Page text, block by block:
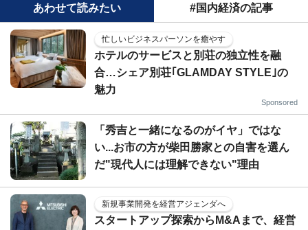
あわせて読みたい #国内経済の記事
忙しいビジネスパーソンを癒やす
ホテルのサービスと別荘の独立性を融
合…シェア別荘｢GLAMDAY STYLE｣の
魅力
Sponsored
「秀吉と一緒になるのがイヤ」ではな
い...お市の方が柴田勝家との自害を選ん
だ"現代人には理解できない"理由
新規事業開発を経営アジェンダへ
スタートアップ探索からM&Aまで、経営